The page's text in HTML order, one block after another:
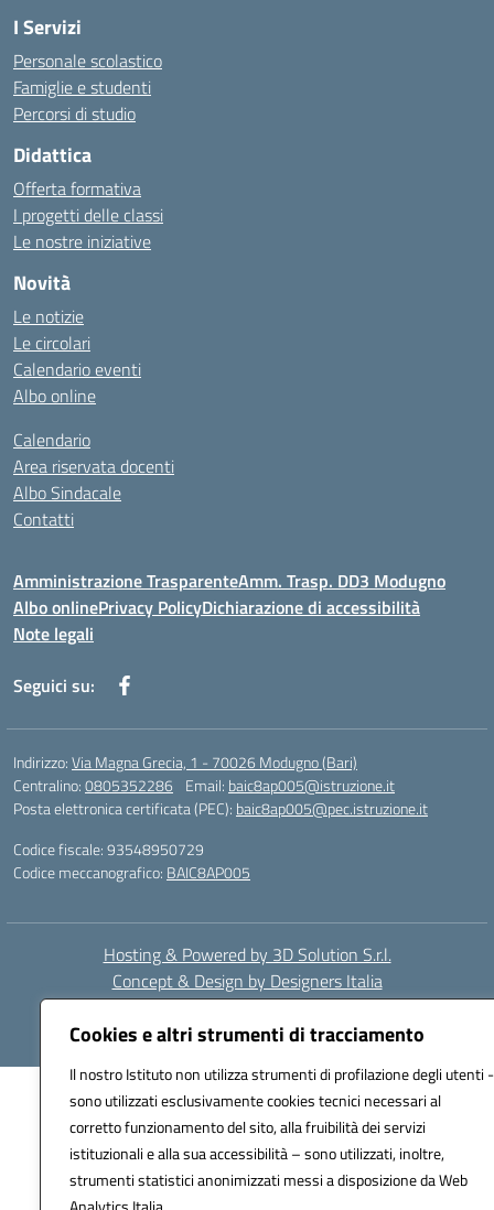
Cookies e altri strumenti di tracciamento
Il nostro Istituto non utilizza strumenti di profilazione degli utenti -
sono utilizzati esclusivamente cookies tecnici necessari al
corretto funzionamento del sito, alla fruibilità dei servizi
istituzionali e alla sua accessibilità – sono utilizzati, inoltre,
strumenti statistici anonimizzati messi a disposizione da Web
I Servizi
Personale scolastico
Famiglie e studenti
Percorsi di studio
Didattica
Offerta formativa
I progetti delle classi
Le nostre iniziative
Novità
Le notizie
Le circolari
Calendario eventi
Albo online
Calendario
Area riservata docenti
Albo Sindacale
Contatti
Amministrazione TrasparenteAmm. Trasp. DD3 Modugno
Albo onlinePrivacy PolicyDichiarazione di accessibilità
Note legali
Seguici su:
Indirizzo:Via Magna Grecia, 1 - 70026 Modugno (Bari)
Centralino:0805352286 Email: baic8ap005@istruzione.it
Posta elettronica certificata (PEC): baic8ap005@pec.istruzione.it
Codice fiscale: 93548950729
Codice meccanografico: BAIC8AP005
Hosting & Powered by 3D Solution S.r.l.
Concept & Design by Designers Italia